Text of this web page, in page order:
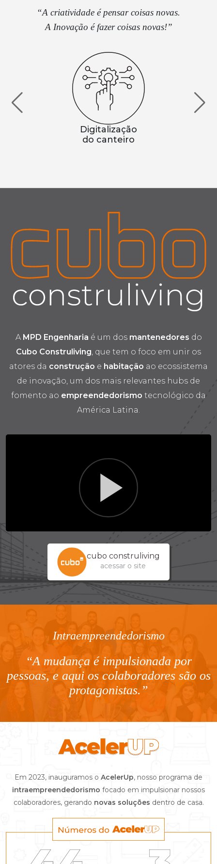
“A criatividade é pensar coisas novas.
A Inovação é fazer coisas novas!”
Digitalização
do canteiro
cubo construliving
acessar o site
A MPD Engenharia é um dos mantenedores do
Cubo Construliving, que tem o foco em unir os
atores da construção e habitação ao ecossistema
de inovação, um dos mais relevantes hubs de
fomento ao empreendedorismo tecnológico da
América Latina.
Intraempreendedorismo
“A mudança é impulsionada por
pessoas, e aqui os colaboradores são os
protagonistas.”
Em 2023, inauguramos o AcelerUp, nosso programa de
intraempreendedorismo focado em impulsionar nossos
colaboradores, gerando novas soluções dentro de casa.